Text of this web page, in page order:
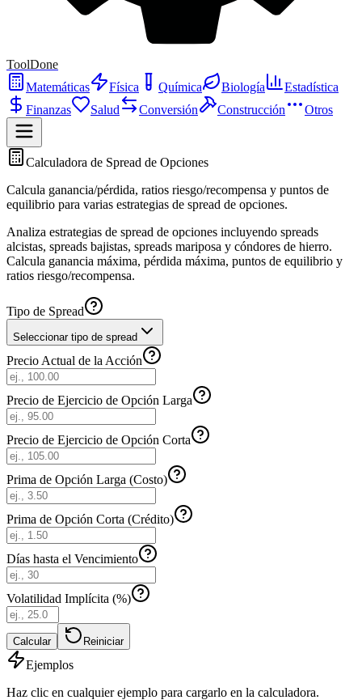
ToolDone
Matemáticas
Física Química Biología
Estadística
Finanzas
Salud Conversión Construcción Otros
Calculadora de Spread de Opciones
Calcula ganancia/pérdida, ratios riesgo/recompensa y puntos de
equilibrio para varias estrategias de spread de opciones.
Analiza estrategias de spread de opciones incluyendo spreads
alcistas, spreads bajistas, spreads mariposa y cóndores de hierro.
Calcula ganancia máxima, pérdida máxima, puntos de equilibrio y
ratios riesgo/recompensa.
Tipo de Spread
Seleccionar tipo de spread
Precio Actual de la Acción
Precio de Ejercicio de Opción Larga
Precio de Ejercicio de Opción Corta
Prima de Opción Larga (Costo)
Prima de Opción Corta (Crédito)
Días hasta el Vencimiento
Volatilidad Implícita (%)
Calcular Reiniciar
Ejemplos
Haz clic en cualquier ejemplo para cargarlo en la calculadora.